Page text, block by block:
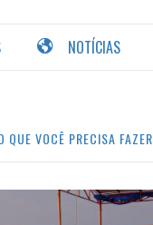
NOTÍCIAS
VOCÊ PRECISA FAZER.